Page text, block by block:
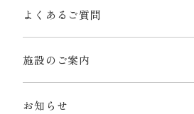
よくあるご質問
施設のご案内
お知らせ